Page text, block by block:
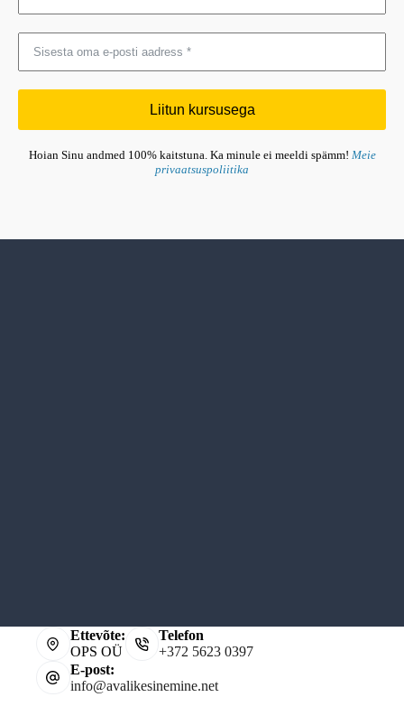
Liitun kursusega
Hoian Sinu andmed 100% kaitstuna. Ka minule ei meeldi spämm! Meie
privaatsuspoliitika
Ettevõte:
OPS OÜ
Telefon
+372 5623 0397
E-post:
info@avalikesinemine.net